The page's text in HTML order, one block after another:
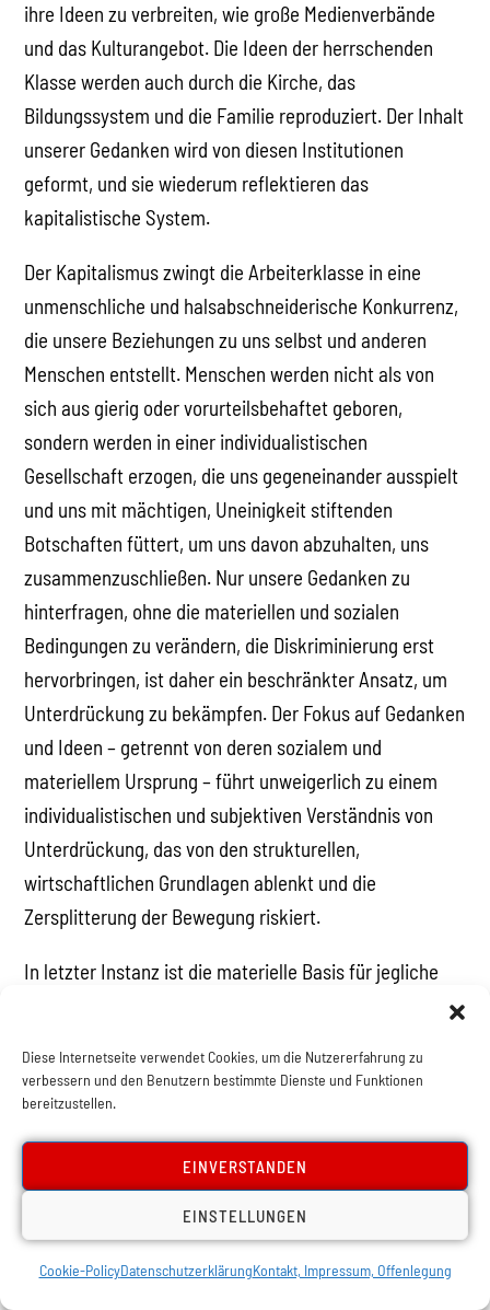
Diese Internetseite verwendet Cookies, um die Nutzererfahrung zu
verbessern und den Benutzern bestimmte Dienste und Funktionen
bereitzustellen.
EINVERSTANDEN
EINSTELLUNGEN
Cookie-PolicyDatenschutzerklärungKontakt, Impressum, Offenlegung
ihre Ideen zu verbreiten, wie große Medienverbände
und das Kulturangebot. Die Ideen der herrschenden
Klasse werden auch durch die Kirche, das
Bildungssystem und die Familie reproduziert. Der Inhalt
unserer Gedanken wird von diesen Institutionen
geformt, und sie wiederum reflektieren das
kapitalistische System.
Der Kapitalismus zwingt die Arbeiterklasse in eine
unmenschliche und halsabschneiderische Konkurrenz,
die unsere Beziehungen zu uns selbst und anderen
Menschen entstellt. Menschen werden nicht als von
sich aus gierig oder vorurteilsbehaftet geboren,
sondern werden in einer individualistischen
Gesellschaft erzogen, die uns gegeneinander ausspielt
und uns mit mächtigen, Uneinigkeit stiftenden
Botschaften füttert, um uns davon abzuhalten, uns
zusammenzuschließen. Nur unsere Gedanken zu
hinterfragen, ohne die materiellen und sozialen
Bedingungen zu verändern, die Diskriminierung erst
hervorbringen, ist daher ein beschränkter Ansatz, um
Unterdrückung zu bekämpfen. Der Fokus auf Gedanken
und Ideen – getrennt von deren sozialem und
materiellem Ursprung – führt unweigerlich zu einem
individualistischen und subjektiven Verständnis von
Unterdrückung, das von den strukturellen,
wirtschaftlichen Grundlagen ablenkt und die
Zersplitterung der Bewegung riskiert.
In letzter Instanz ist die materielle Basis für jegliche
soziale Ungleichheit der Mangel. Eine Gesellschaft, die
zur Verfügung stellen kann, braucht nicht „anderen“ die
Schuld am Wohnungsmangel, fehlenden
Bildungsmöglichkeiten oder Arbeitslosigkeit zu geben.
Umgekehrt wird eine Gesellschaft in der Krise eine
Zunahme solcher Vorurteile erleben. Marx drückte dies
gut aus, als er sagte, dass wenn sich